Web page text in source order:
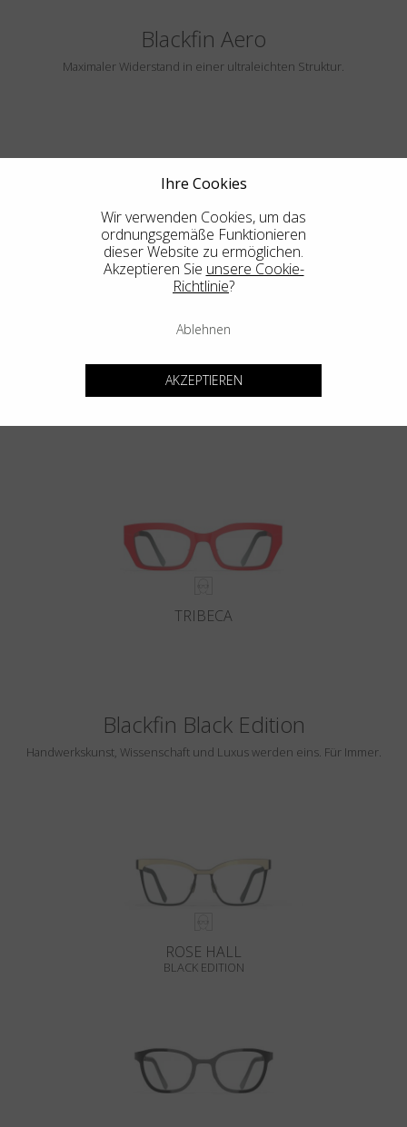
Blackfin Aero
Maximaler Widerstand in einer ultraleichten Struktur.
HAYLE
Blackfin Atlantic
Design in seiner reinsten Form, die integrierte Mechanik in ihrer
TRIBECA
Blackfin Black Edition
Handwerkskunst, Wissenschaft und Luxus werden eins. Für Immer.
ROSE HALL
BLACK EDITION
Ihre Cookies
Wir verwenden Cookies, um das
ordnungsgemäße Funktionieren
dieser Website zu ermöglichen.
Akzeptieren Sie unsere Cookie-
Richtlinie?
Ablehnen
AKZEPTIEREN